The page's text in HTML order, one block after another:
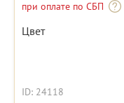
при оплате по СБП
Цвет
ID: 24118